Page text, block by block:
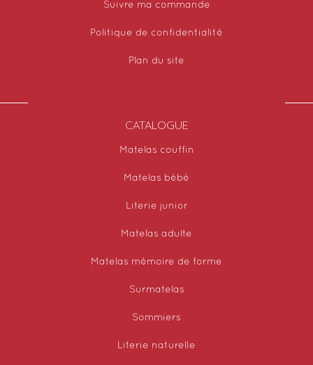
Suivre ma commande
Politique de confidentialité
Plan du site
CATALOGUE
Matelas couffin
Matelas bébé
Literie junior
Matelas adulte
Matelas mémoire de forme
Surmatelas
Sommiers
Literie naturelle